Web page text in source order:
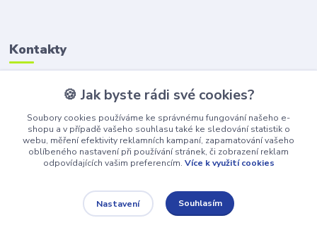
Kontakty
Zákaznická podpora
+420 606 218 592
info@hrackoviste.cz
🍪 Jak byste rádi své cookies?
Soubory cookies používáme ke správnému fungování našeho e-
shopu a v případě vašeho souhlasu také ke sledování statistik o
webu, měření efektivity reklamních kampaní, zapamatování vašeho
oblíbeného nastavení při používání stránek, či zobrazení reklam
odpovídajících vašim preferencím. Více k využití cookies
Nastavení Souhlasím